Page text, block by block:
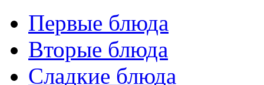
Первые блюда
Вторые блюда
Сладкие блюда